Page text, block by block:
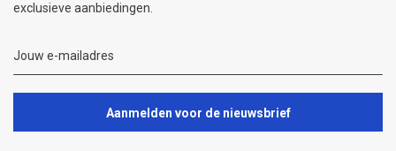
exclusieve aanbiedingen.
Aanmelden voor de nieuwsbrief